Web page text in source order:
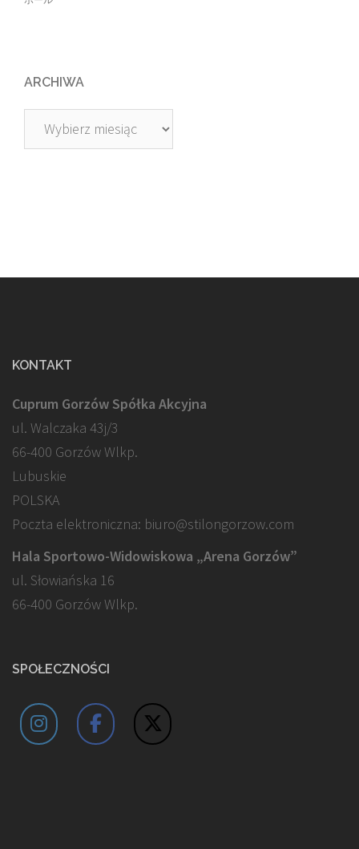
ARCHIWA
Archiwa
KONTAKT
Cuprum Gorzów Spółka Akcyjna
ul. Walczaka 43j/3
66-400 Gorzów Wlkp.
Lubuskie
POLSKA
Poczta elektroniczna: biuro@stilongorzow.com
Hala Sportowo-Widowiskowa „Arena Gorzów”
ul. Słowiańska 16
66-400 Gorzów Wlkp.
SPOŁECZNOŚCI